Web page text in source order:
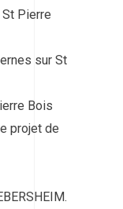
Pierre
sur St
Bois
projet de